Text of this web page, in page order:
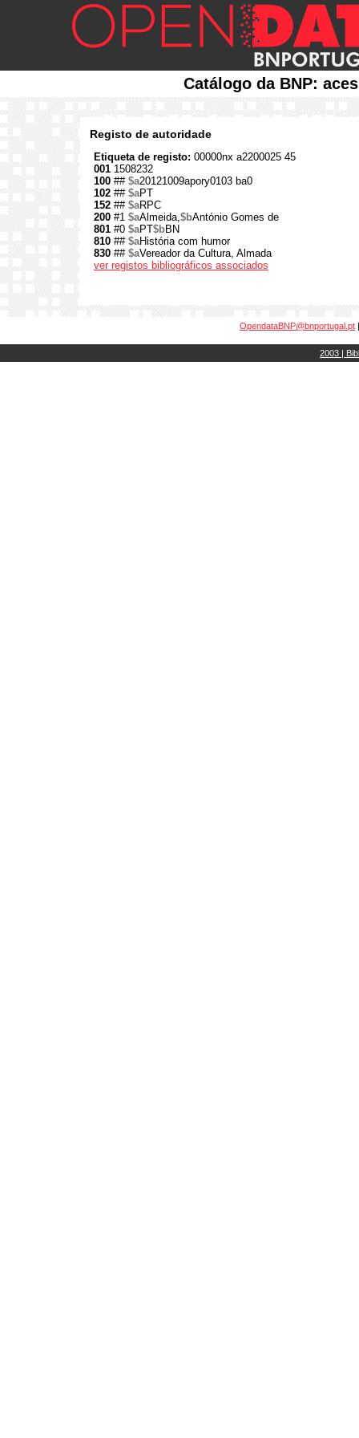
Catálogo da BNP:
Registo de autoridade
Etiqueta de registo: 00000nx a2200025 45
001 1508232
100 ## $a20121009apory0103 ba0
102 ## $aPT
152 ## $aRPC
200 #1 $aAlmeida,$bAntónio Gomes de
801 #0 $aPT$bBN
810 ## $aHistória com humor
830 ## $aVereador da Cultura, Almada
ver registos bibliográficos associados
OpendataBNP@bnportugal.pt
2003 |